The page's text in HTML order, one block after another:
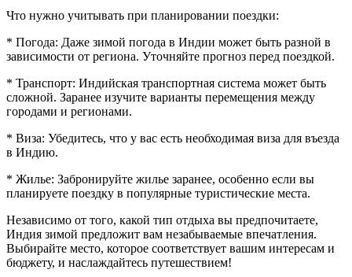
Что нужно учитывать при планировании поездки:
* Погода: Даже зимой погода в Индии может быть разной в
зависимости от региона. Уточняйте прогноз перед поездкой.
* Транспорт: Индийская транспортная система может быть
сложной. Заранее изучите варианты перемещения между
городами и регионами.
* Виза: Убедитесь, что у вас есть необходимая виза для въезда
в Индию.
* Жилье: Забронируйте жилье заранее, особенно если вы
планируете поездку в популярные туристические места.
Независимо от того, какой тип отдыха вы предпочитаете,
Индия зимой предложит вам незабываемые впечатления.
Выбирайте место, которое соответствует вашим интересам и
бюджету, и наслаждайтесь путешествием!